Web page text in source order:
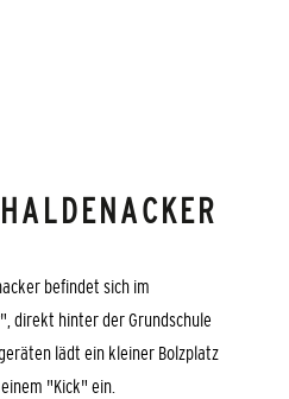
befindet sich im
direkt hinter der Grundschule
lädt ein kleiner Bolzplatz
"Kick" ein.